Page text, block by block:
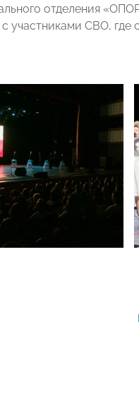
отделения
участниками СВО, где